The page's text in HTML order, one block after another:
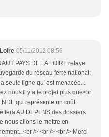
05/11/2012 08:56
PAYS DE LA LOIRE relaye
du réseau ferré national;
seule ligne qui est menacée...
nous il y a le projet plus que<br
NDL qui représente un coût
fera AU DEPENS des dossiers
nous allons le mettre en
/> <br /> <br /> Merci